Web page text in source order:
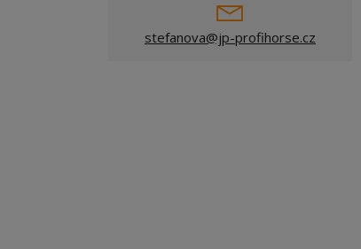
stefanova@jp-profihorse.cz